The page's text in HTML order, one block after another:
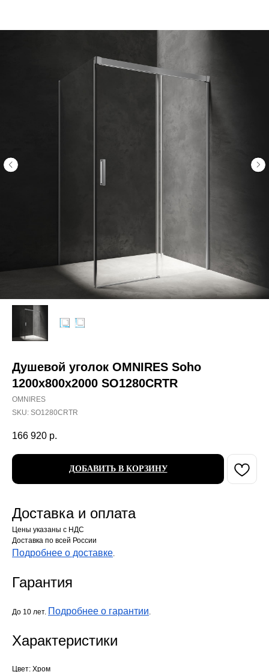
Душевой уголок OMNIRES Soho
1200х800x2000 SO1280CRTR
OMNIRES
SKU: SO1280CRTR
166 920 р.
ДОБАВИТЬ В КОРЗИНУ
Доставка и оплата
Цены указаны с НДС
Доставка по всей России
Подробнее о доставке.
Гарантия
До 10 лет. Подробнее о гарантии.
Характеристики
Цвет: Хром